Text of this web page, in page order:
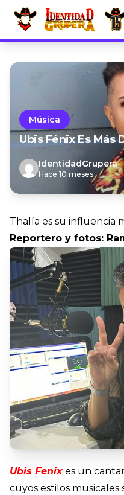
Música
Ubis Fénix Es Más
IdentidadGrupera
Hace 10 meses
Thalía es su influencia
Reportero y fotos:
Ubis Fenix es un
cuyos estilos